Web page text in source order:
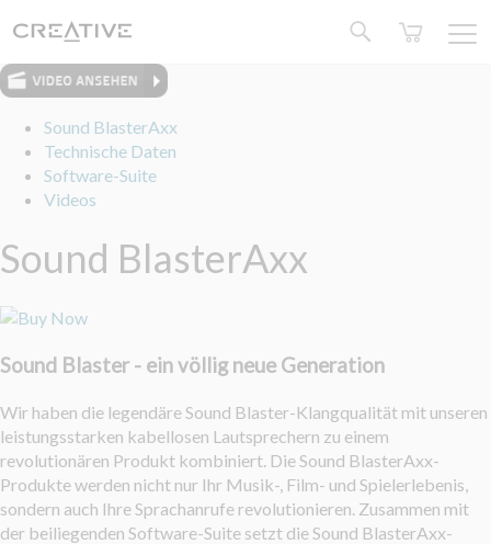
Sound BlasterAxx
Technische Daten
Software-Suite
Videos
Sound BlasterAxx
Sound Blaster - ein völlig neue Generation
Wir haben die legendäre Sound Blaster-Klangqualität mit unseren
leistungsstarken kabellosen Lautsprechern zu einem
revolutionären Produkt kombiniert. Die Sound BlasterAxx-
Produkte werden nicht nur Ihr Musik-, Film- und Spielerlebenis,
sondern auch Ihre Sprachanrufe revolutionieren. Zusammen mit
der beiliegenden Software-Suite setzt die Sound BlasterAxx-
Twitter